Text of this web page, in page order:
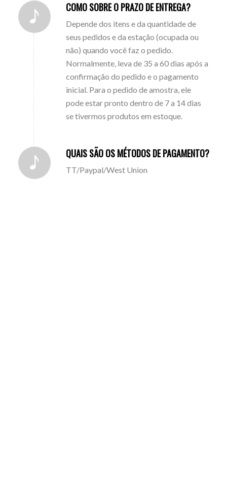
COMO SOBRE O PRAZO DE ENTREGA?
Depende dos itens e da quantidade de
seus pedidos e da estação (ocupada ou
não) quando você faz o pedido.
Normalmente, leva de 35 a 60 dias após a
confirmação do pedido e o pagamento
inicial. Para o pedido de amostra, ele
pode estar pronto dentro de 7 a 14 dias
se tivermos produtos em estoque.
QUAIS SÃO OS MÉTODOS DE PAGAMENTO?
TT/Paypal/West Union